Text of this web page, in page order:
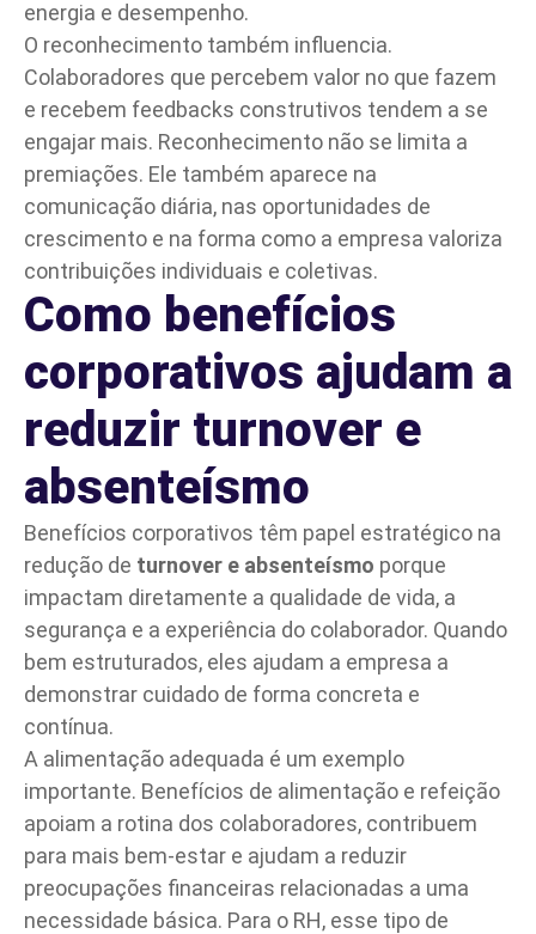
energia e desempenho.
O reconhecimento também influencia.
Colaboradores que percebem valor no que fazem
e recebem feedbacks construtivos tendem a se
engajar mais. Reconhecimento não se limita a
premiações. Ele também aparece na
comunicação diária, nas oportunidades de
crescimento e na forma como a empresa valoriza
contribuições individuais e coletivas.
Como benefícios
corporativos ajudam a
reduzir turnover e
absenteísmo
Benefícios corporativos têm papel estratégico na
redução de turnover e absenteísmo porque
impactam diretamente a qualidade de vida, a
segurança e a experiência do colaborador. Quando
bem estruturados, eles ajudam a empresa a
demonstrar cuidado de forma concreta e
contínua.
A alimentação adequada é um exemplo
importante. Benefícios de alimentação e refeição
apoiam a rotina dos colaboradores, contribuem
para mais bem-estar e ajudam a reduzir
preocupações financeiras relacionadas a uma
necessidade básica. Para o RH, esse tipo de